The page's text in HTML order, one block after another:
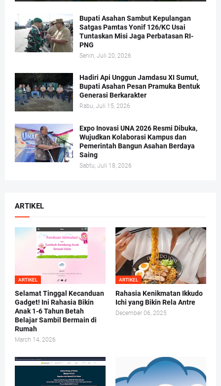
Bupati Asahan Sambut Kepulangan
Satgas Pamtas Yonif 126/KC Usai
Tuntaskan Misi Jaga Perbatasan RI-
PNG
Senin, Juli 20, 2026
Hadiri Api Unggun Jamdasu XI Sumut,
Bupati Asahan Pesan Pramuka Bentuk
Generasi Berkarakter
Rabu, Juli 15, 2026
Expo Inovasi UNA 2026 Resmi Dibuka,
Wujudkan Kolaborasi Kampus dan
Pemerintah Bangun Asahan Berdaya
Saing
Sabtu, Juli 18, 2026
ARTIKEL
ARTIKEL
Selamat Tinggal Kecanduan
Gadget! Ini Rahasia Bikin
Anak 1-6 Tahun Betah
Belajar Sambil Bermain di
Rumah
March 14, 2026
ARTIKEL
Rahasia Kenikmatan Ikkudo
Ichi yang Bikin Rela Antre
December 06, 2025